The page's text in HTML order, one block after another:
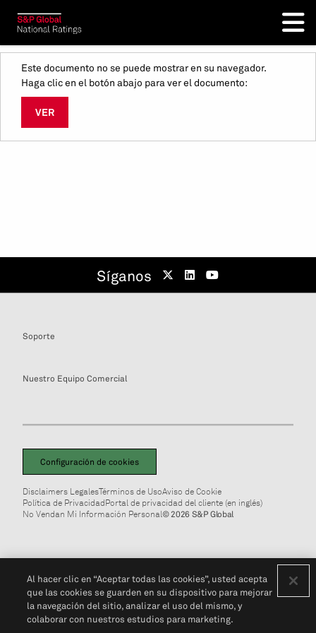
Este documento no se puede mostrar en su navegador.
Haga clic en el botón abajo para ver el documento:
VER
Síganos
Soporte
Nuestro Equipo Comercial
Configuración de cookies
Disclaimers LegalesTérminos de UsoAviso de Cookie
Política de PrivacidadPortal de privacidad del cliente (en inglés)
No Vendan Mi Información Personal© 2026 S&P Global
Al hacer clic en “Aceptar todas las cookies”, usted acepta
que las cookies se guarden en su dispositivo para mejorar
la navegación del sitio, analizar el uso del mismo, y
colaborar con nuestros estudios para marketing.